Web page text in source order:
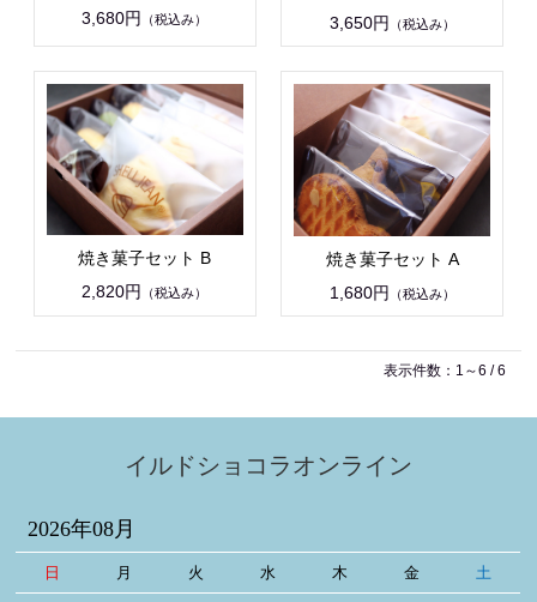
3,680円
（税込み）
3,650円
（税込み）
焼き菓子セット B
2,820円
（税込み）
焼き菓子セット A
1,680円
（税込み）
表示件数：1～6 / 6
イルドショコラオンライン
2026年08月
日 月 火 水 木 金 土